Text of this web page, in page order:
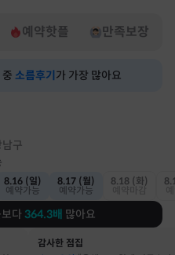
예약핫플 만족보장
중 소름후기 가 가장 많아요
구
8.16 (일)
예약가능
8.17 (월)
예약가능
8.18 (화)
다 364.3배 많아요
감사한 점집